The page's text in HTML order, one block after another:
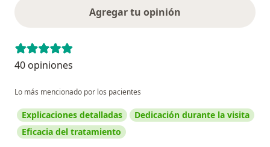
Agregar tu opinión
40 opiniones
Lo más mencionado por los pacientes
Explicaciones detalladas
Dedicación durante la visita
Eficacia del tratamiento